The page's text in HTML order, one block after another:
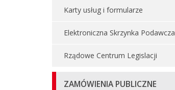
Karty usług i formularze
Elektroniczna Skrzynka Podawcza
Rządowe Centrum Legislacji
ZAMÓWIENIA PUBLICZNE